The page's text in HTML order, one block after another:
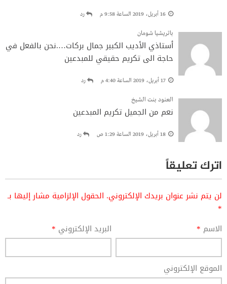
16 أبريل، 2019 الساعة 9:58 م رد
باتريشيا شومان
أستاذي الأديب الكبير جمال بركات….نحن بالفعل في
حاجة الى تكريم حقيقي للمبدعين
17 أبريل، 2019 الساعة 4:40 م رد
العنود بنت الشيخ
نعم من الجميل تكريم المبدعين
18 أبريل، 2019 الساعة 1:29 ص رد
اترك تعليقاً
لن يتم نشر عنوان بريدك الإلكتروني. الحقول الإلزامية مشار إليها بـ
*
الاسم * البريد الإلكتروني *
الموقع الإلكتروني